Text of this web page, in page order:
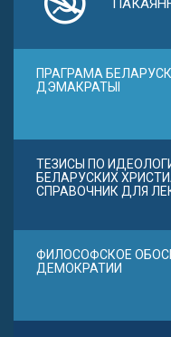
ПРАГРАМА
ДЭМАКРАТЫІ
ТЕЗИСЫ ПО
БЕЛАРУСКИХ
СПРАВОЧНИК ДЛЯ
ФИЛОСОФСКОЕ
ДЕМОКРАТИИ